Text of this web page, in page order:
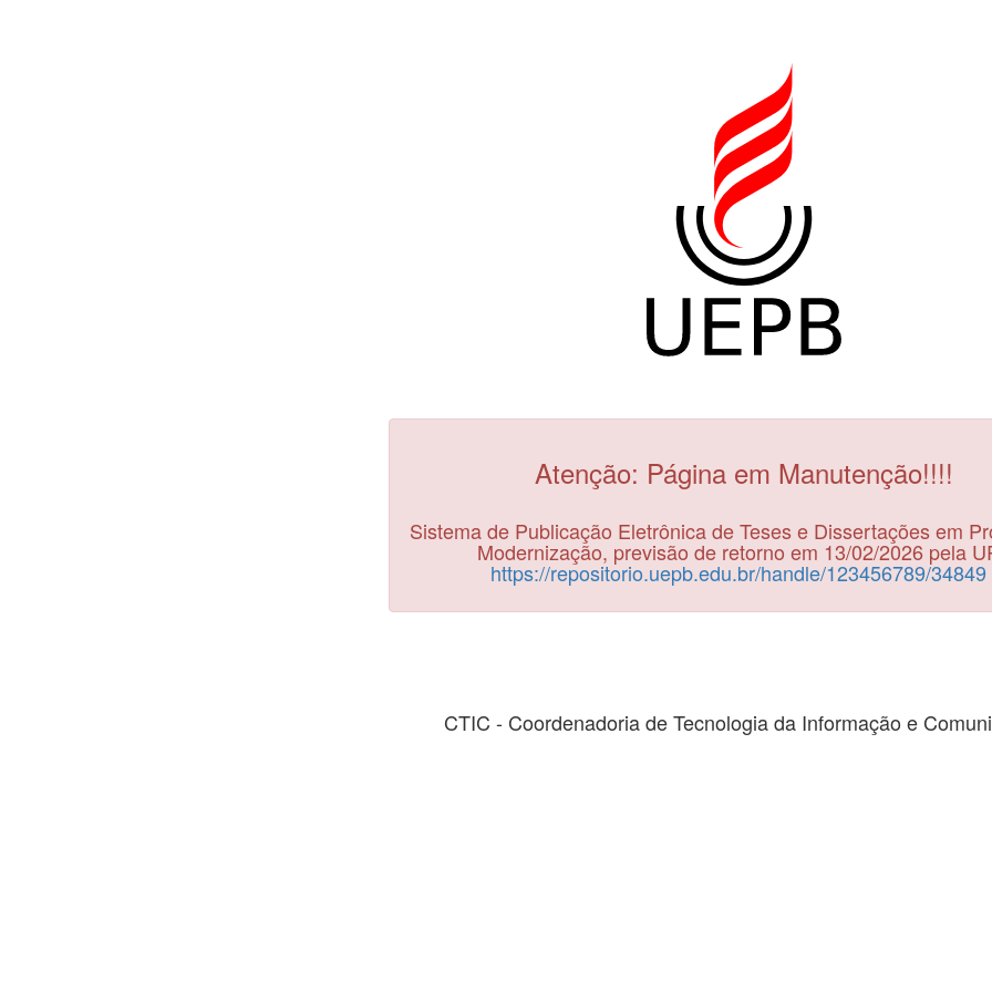
Atenção: Página em Manutenção!!!!
Sistema de Publicação Eletrônica de Teses e Dissertações em
Modernização, previsão de retorno em 13/02/2026 pela
https://repositorio.uepb.edu.br/handle/123456789/34849
CTIC - Coordenadoria de Tecnologia da Informação e